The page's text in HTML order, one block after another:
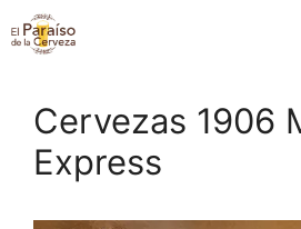
Saltar
al
Cervezas 1906
Express